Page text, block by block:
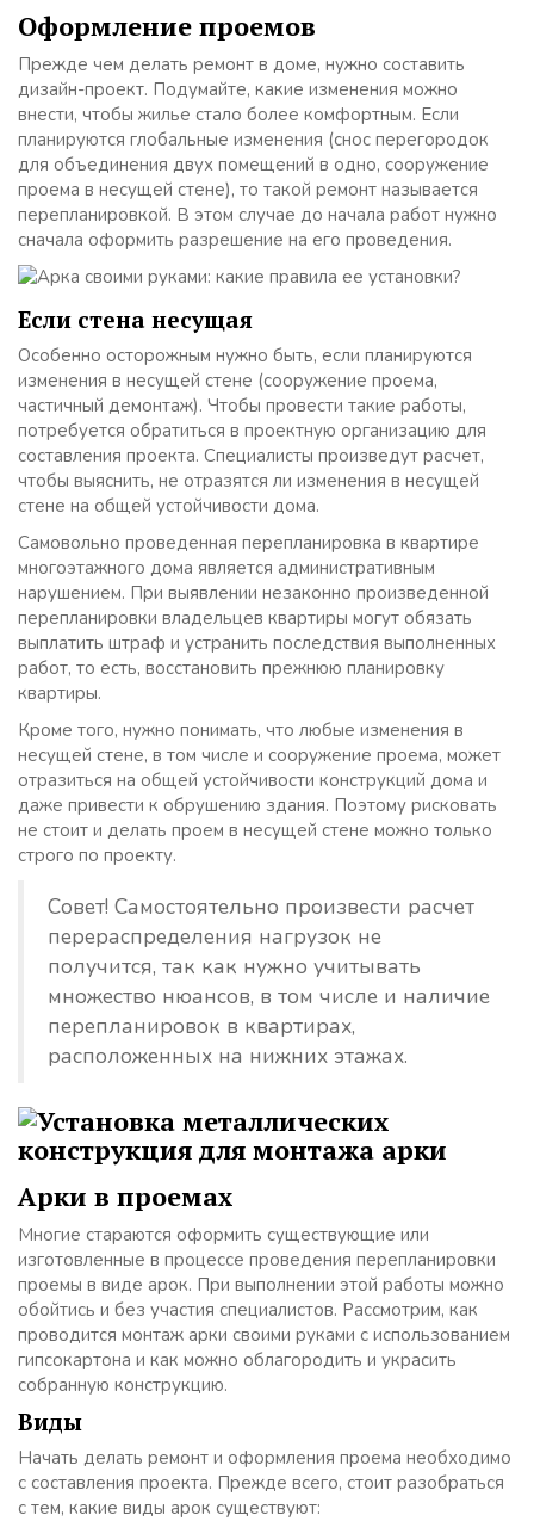
Оформление проемов
Прежде чем делать ремонт в доме, нужно составить
дизайн-проект. Подумайте, какие изменения можно
внести, чтобы жилье стало более комфортным. Если
планируются глобальные изменения (снос перегородок
для объединения двух помещений в одно, сооружение
проема в несущей стене), то такой ремонт называется
перепланировкой. В этом случае до начала работ нужно
сначала оформить разрешение на его проведения.
Если стена несущая
Особенно осторожным нужно быть, если планируются
изменения в несущей стене (сооружение проема,
частичный демонтаж). Чтобы провести такие работы,
потребуется обратиться в проектную организацию для
составления проекта. Специалисты произведут расчет,
чтобы выяснить, не отразятся ли изменения в несущей
стене на общей устойчивости дома.
Самовольно проведенная перепланировка в квартире
многоэтажного дома является административным
нарушением. При выявлении незаконно произведенной
перепланировки владельцев квартиры могут обязать
выплатить штраф и устранить последствия выполненных
работ, то есть, восстановить прежнюю планировку
квартиры.
Кроме того, нужно понимать, что любые изменения в
несущей стене, в том числе и сооружение проема, может
отразиться на общей устойчивости конструкций дома и
даже привести к обрушению здания. Поэтому рисковать
не стоит и делать проем в несущей стене можно только
строго по проекту.
Совет! Самостоятельно произвести расчет
перераспределения нагрузок не
получится, так как нужно учитывать
множество нюансов, в том числе и наличие
перепланировок в квартирах,
расположенных на нижних этажах.
Арки в проемах
Многие стараются оформить существующие или
изготовленные в процессе проведения перепланировки
проемы в виде арок. При выполнении этой работы можно
обойтись и без участия специалистов. Рассмотрим, как
проводится монтаж арки своими руками с использованием
гипсокартона и как можно облагородить и украсить
собранную конструкцию.
Виды
Начать делать ремонт и оформления проема необходимо
с составления проекта. Прежде всего, стоит разобраться
с тем, какие виды арок существуют: